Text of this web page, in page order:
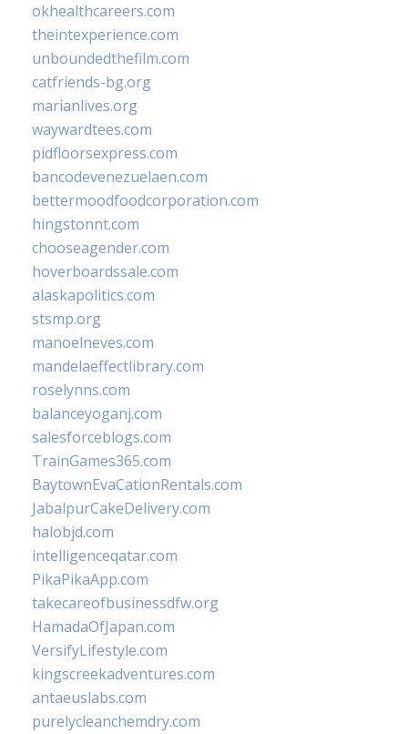
okhealthcareers.com
theintexperience.com
unboundedthefilm.com
catfriends-bg.org
marianlives.org
waywardtees.com
pidfloorsexpress.com
bancodevenezuelaen.com
bettermoodfoodcorporation.com
hingstonnt.com
chooseagender.com
hoverboardssale.com
alaskapolitics.com
stsmp.org
manoelneves.com
mandelaeffectlibrary.com
roselynns.com
balanceyoganj.com
salesforceblogs.com
TrainGames365.com
BaytownEvaCationRentals.com
JabalpurCakeDelivery.com
halobjd.com
intelligenceqatar.com
PikaPikaApp.com
takecareofbusinessdfw.org
HamadaOfJapan.com
VersifyLifestyle.com
kingscreekadventures.com
antaeuslabs.com
purelycleanchemdry.com